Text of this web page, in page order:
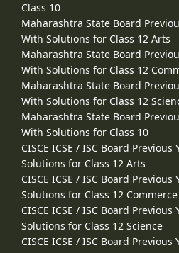
Class 10
Maharashtra State Board
With Solutions for Class 12 Arts
Maharashtra State Board
With Solutions for Class 12
Maharashtra State Board
With Solutions for Class 12
Maharashtra State Board
With Solutions for Class 10
CISCE ICSE / ISC Board
Solutions for Class 12 Arts
CISCE ICSE / ISC Board
Solutions for Class 12 Commerce
CISCE ICSE / ISC Board
Solutions for Class 12 Science
CISCE ICSE / ISC Board